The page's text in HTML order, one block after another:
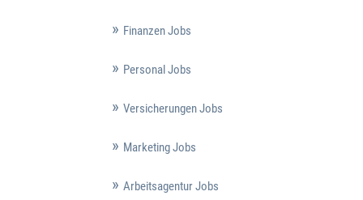
Finanzen Jobs
Personal Jobs
Versicherungen Jobs
Marketing Jobs
Arbeitsagentur Jobs